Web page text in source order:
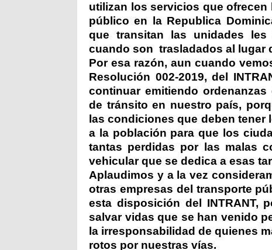
utilizan los servicios que
público en la Republica
que transitan las unidades
cuando son trasladados al lugar
Por esa razón, aun cuando
Resolución 002-2019, del
continuar emitiendo
de tránsito en nuestro país,
las condiciones que deben
a la población para que los
tantas perdidas por las malas
vehicular que se dedica a esas
Aplaudimos y a la vez
otras empresas del transporte
esta disposición del INTRANT,
salvar vidas que se han venido
la irresponsabilidad de quienes
rotos por nuestras vías.